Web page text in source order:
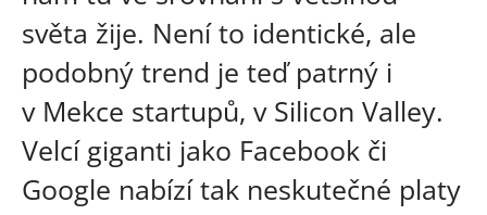
světa žije. Není to identické, ale
podobný trend je teď patrný i
v Mekce startupů, v Silicon Valley.
Velcí giganti jako Facebook či
Google nabízí tak neskutečné platy